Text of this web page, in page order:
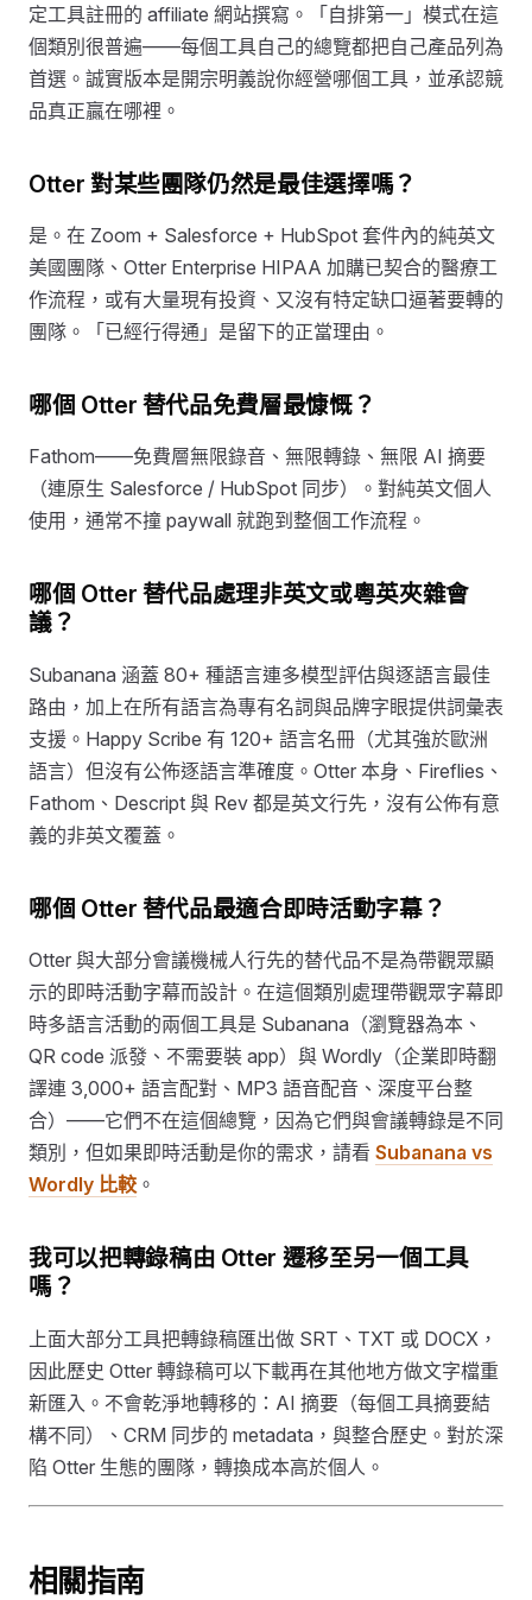
定工具註冊的 affiliate 網站撰寫。「自排第一」模式在這
個類別很普遍——每個工具自己的總覽都把自己產品列為
首選。誠實版本是開宗明義說你經營哪個工具，並承認競
品真正贏在哪裡。
Otter 對某些團隊仍然是最佳選擇嗎？
是。在 Zoom + Salesforce + HubSpot 套件內的純英文
美國團隊、Otter Enterprise HIPAA 加購已契合的醫療工
作流程，或有大量現有投資、又沒有特定缺口逼著要轉的
團隊。「已經行得通」是留下的正當理由。
哪個 Otter 替代品免費層最慷慨？
Fathom——免費層無限錄音、無限轉錄、無限 AI 摘要
（連原生 Salesforce / HubSpot 同步）。對純英文個人
使用，通常不撞 paywall 就跑到整個工作流程。
哪個 Otter 替代品處理非英文或粵英夾雜會
議？
Subanana 涵蓋 80+ 種語言連多模型評估與逐語言最佳
路由，加上在所有語言為專有名詞與品牌字眼提供詞彙表
支援。Happy Scribe 有 120+ 語言名冊（尤其強於歐洲
語言）但沒有公佈逐語言準確度。Otter 本身、Fireflies、
Fathom、Descript 與 Rev 都是英文行先，沒有公佈有意
義的非英文覆蓋。
哪個 Otter 替代品最適合即時活動字幕？
Otter 與大部分會議機械人行先的替代品不是為帶觀眾顯
示的即時活動字幕而設計。在這個類別處理帶觀眾字幕即
時多語言活動的兩個工具是 Subanana（瀏覽器為本、
QR code 派發、不需要裝 app）與 Wordly（企業即時翻
譯連 3,000+ 語言配對、MP3 語音配音、深度平台整
合）——它們不在這個總覽，因為它們與會議轉錄是不同
類別，但如果即時活動是你的需求，請看 Subanana vs
Wordly 比較 。
我可以把轉錄稿由 Otter 遷移至另一個工具
嗎？
上面大部分工具把轉錄稿匯出做 SRT、TXT 或 DOCX，
因此歷史 Otter 轉錄稿可以下載再在其他地方做文字檔重
新匯入。不會乾淨地轉移的：AI 摘要（每個工具摘要結
構不同）、CRM 同步的 metadata，與整合歷史。對於深
陷 Otter 生態的團隊，轉換成本高於個人。
相關指南